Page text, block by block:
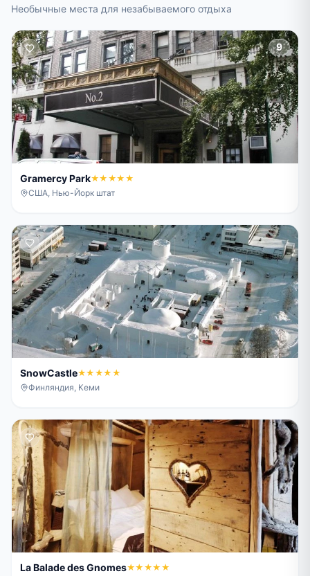
Необычные места для незабываемого отдыха
9
Gramercy Park★★★★★
США, Нью-Йорк штат
SnowCastle★★★★★
Финляндия, Кеми
La Balade des Gnomes★★★★★